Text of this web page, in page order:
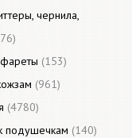
чернила,
(153)
(961)
(4780)
подушечкам (140)